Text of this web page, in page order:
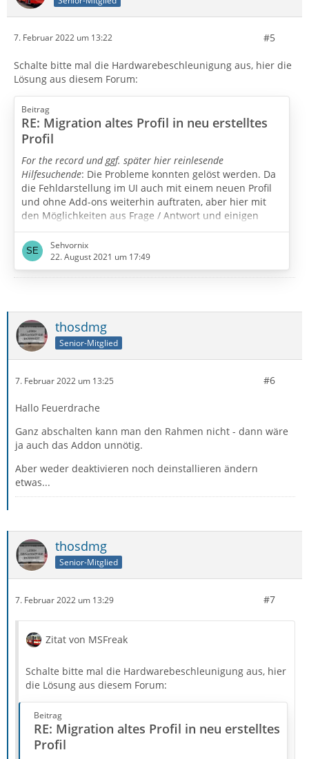
7. Februar 2022 um 13:22 #5
Schalte bitte mal die Hardwarebeschleunigung aus, hier die
Lösung aus diesem Forum:
Beitrag
RE: Migration altes Profil in neu erstelltes
Profil
For the record und ggf. später hier reinlesende
Hilfesuchende: Die Probleme konnten gelöst werden. Da
die Fehldarstellung im UI auch mit einem neuen Profil
und ohne Add-ons weiterhin auftraten, aber hier mit
den Möglichkeiten aus Frage / Antwort und einigen
nachgereichten Aspekten zunehmend schwieriger
nachzuvollziehen war, hatte ich eine Fernwartung zur
Sichtung angeboten.
Dialogen) konnte…
Sehvornix
22. August 2021 um 17:49
thosdmg
Senior-Mitglied
7. Februar 2022 um 13:25 #6
Hallo Feuerdrache
Ganz abschalten kann man den Rahmen nicht - dann wäre
ja auch das Addon unnötig.
Aber weder deaktivieren noch deinstallieren ändern
etwas...
thosdmg
Senior-Mitglied
7. Februar 2022 um 13:29 #7
Zitat von MSFreak
Schalte bitte mal die Hardwarebeschleunigung aus, hier
die Lösung aus diesem Forum:
Beitrag
RE: Migration altes Profil in neu erstelltes
Profil